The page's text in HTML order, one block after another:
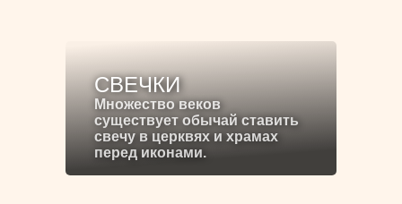
СВЕЧКИ
Множество веков
существует обычай ставить
свечу в церквях и храмах
перед иконами.